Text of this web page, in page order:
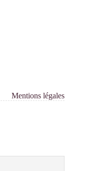
Mentions légales